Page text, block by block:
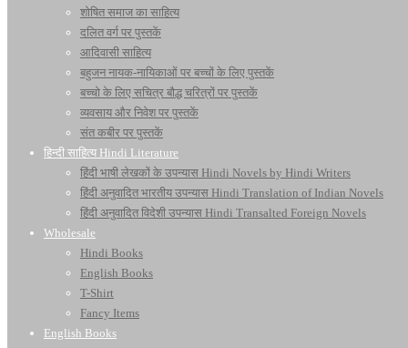
शोषित समाज का साहित्य
दलित वर्ग पर पुस्तकें
आदिवासी साहित्य
बहुजन नायक-नायिकाओं पर बच्चों के लिए पुस्तकें
बच्चो के लिए सचित्र बौद्ध चरित्रों पर पुस्तकें
व्यवसाय और निवेश पर पुस्तकें
संत कबीर पर पुस्तकें
हिन्दी साहित्य Hindi Literature
हिंदी भाषी लेखकों के उपन्यास Hindi Novels by Hindi Writers
हिंदी अनुवादित भारतीय उपन्यास Hindi Translation of Indian Novels
हिंदी अनुवादित विदेशी उपन्यास Hindi Transalted Foreign Novels
Wholesale
Hindi Books
English Books
T-Shirt
Fancy Items
English Books